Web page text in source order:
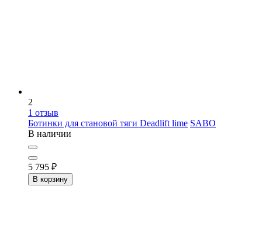
2
1 отзыв
Ботинки для становой тяги Deadlift lime SABO
В наличии
5 795 ₽
В корзину